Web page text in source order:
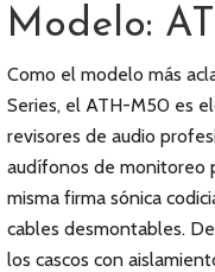
Modelo:
Como el modelo más
Series, el ATH-M50 es
revisores de audio
audífonos de monitoreo
misma firma sónica
cables desmontables.
los cascos con